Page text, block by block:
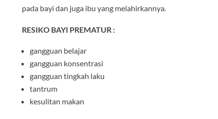
pada bayi dan juga ibu yang melahirkannya.
RESIKO BAYI PREMATUR :
gangguan belajar
gangguan konsentrasi
gangguan tingkah laku
tantrum
kesulitan makan